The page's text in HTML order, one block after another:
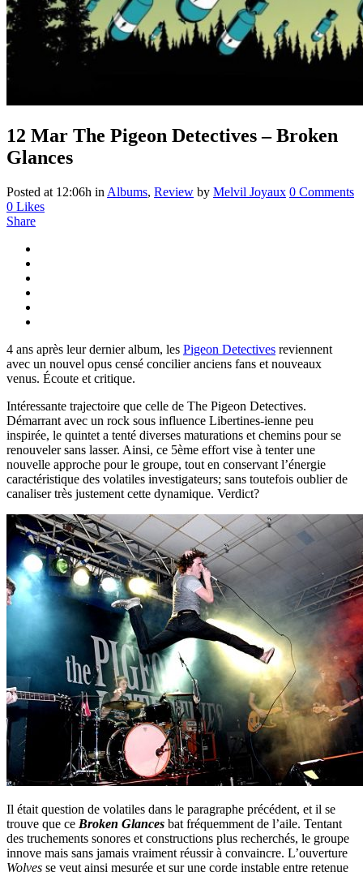
12 Mar The Pigeon Detectives – Broken
Glances
Posted at 12:06h in Albums, Review by Melvil Joyaux 0 Comments
0 Likes
Share
4 ans après leur dernier album, les Pigeon Detectives reviennent
avec un nouvel opus censé concilier anciens fans et nouveaux
venus. Écoute et critique.
Intéressante trajectoire que celle de The Pigeon Detectives.
Démarrant avec un rock sous influence Libertines-ienne peu
inspirée, le quintet a tenté diverses maturations et chemins pour se
renouveler sans lasser. Ainsi, ce 5ème effort vise à tenter une
nouvelle approche pour le groupe, tout en conservant l’énergie
caractéristique des volatiles investigateurs; sans toutefois oublier de
canaliser très justement cette dynamique. Verdict?
Il était question de volatiles dans le paragraphe précédent, et il se
trouve que ce Broken Glances bat fréquemment de l’aile. Tentant
des truchements sonores et constructions plus recherchés, le groupe
innove mais sans jamais vraiment réussir à convaincre. L’ouverture
Wolves se veut ainsi mesurée et sur une corde instable entre retenue